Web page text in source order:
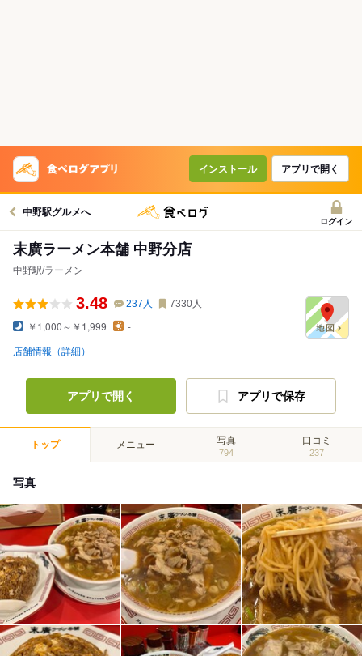
インストール アプリで開く
中野駅グルメへ
ログイン
末廣ラーメン本舗 中野分店
中野駅/ラーメン
3.48 237 人 7330人
￥1,000～￥1,999 -
店舗情報（詳細）
アプリで開く アプリで保存
トップ メニュー 写真
794
口コミ
237
写真